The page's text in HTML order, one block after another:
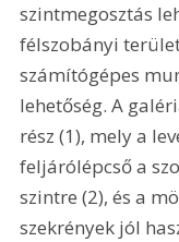
szintmegosztás
félszobányi
számítógépes
lehetőség. A
rész (1), mely a
feljárólépcső a
szintre (2), és a
szekrények jól